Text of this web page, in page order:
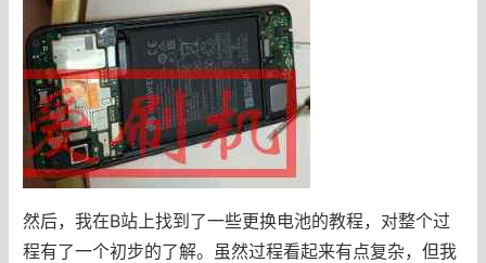
然后，我在B站上找到了一些更换电池的教程，对整个过
程有了一个初步的了解。虽然过程看起来有点复杂，但我